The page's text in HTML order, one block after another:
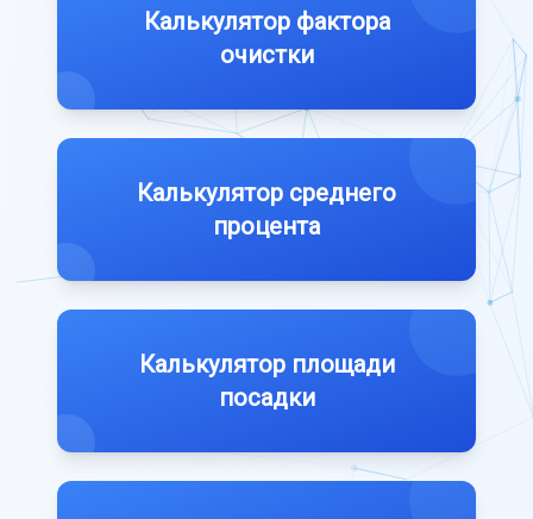
Калькулятор фактора
очистки
Калькулятор среднего
процента
Калькулятор площади
посадки